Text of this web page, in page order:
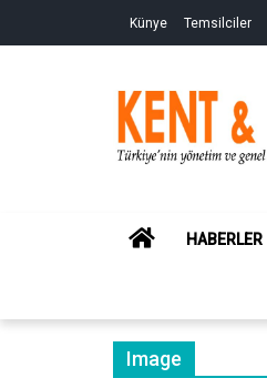
Künye Temsilciler
HOMEHABERLER
Image